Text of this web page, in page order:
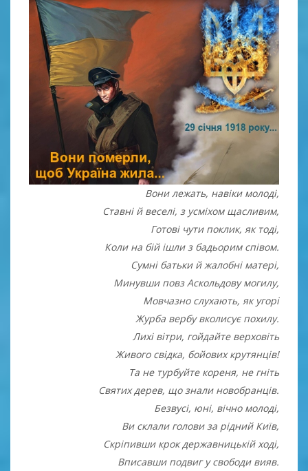
Вони лежать, навіки молоді,
Ставні й веселі, з усміхом щасливим,
Готові чути поклик, як тоді,
Коли на бій ішли з бадьорим співом.
Сумні батьки й жалобні матері,
Минувши повз Аскольдову могилу,
Мовчазно слухають, як угорі
Журба вербу вколисує похилу.
Лихі вітри, гойдайте верховіть
Живого свідка, бойових крутянців!
Та не турбуйте кореня, не гніть
Святих дерев, що знали новобранців.
Безвусі, юні, вічно молоді,
Ви склали голови за рідний Київ,
Скріпивши крок державницькій ході,
Вписавши подвиг у свободи вияв.